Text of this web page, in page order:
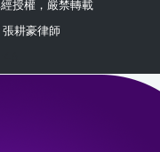
授權，嚴禁轉載
耕豪律師